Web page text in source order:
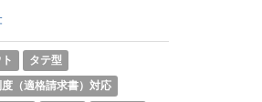
タテ型
（適格請求書）対応